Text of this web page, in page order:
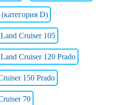
D)
Land Cruiser 105
Land Cruiser 120 Prado
150 Prado
70